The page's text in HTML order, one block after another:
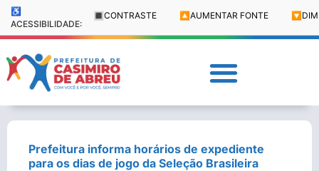
♿
ACESSIBILIDADE:
🔳 CONTRASTE 🔼 AUMENTAR FONTE 🔽
Prefeitura informa horários de expediente
para os dias de jogo da Seleção Brasileira